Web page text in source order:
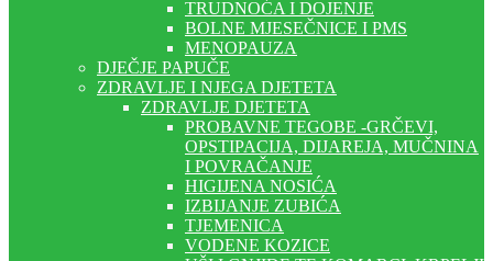
TRUDNOĆA I DOJENJE
BOLNE MJESEČNICE I PMS
MENOPAUZA
DJEČJE PAPUČE
ZDRAVLJE I NJEGA DJETETA
ZDRAVLJE DJETETA
PROBAVNE TEGOBE -GRČEVI,
OPSTIPACIJA, DIJAREJA, MUČNINA
I POVRAČANJE
HIGIJENA NOSIĆA
IZBIJANJE ZUBIĆA
TJEMENICA
VODENE KOZICE